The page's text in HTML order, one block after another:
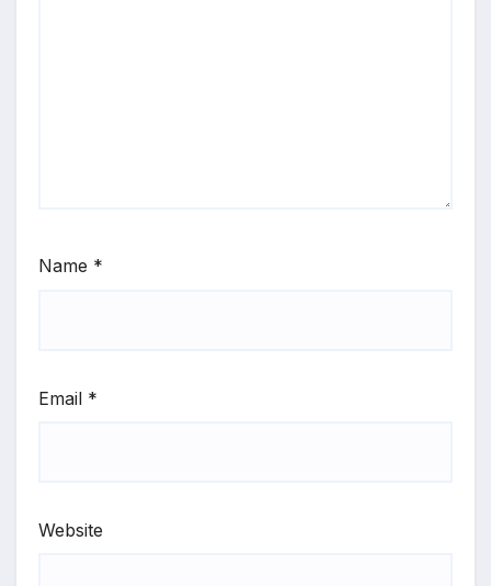
Name *
Email *
Website